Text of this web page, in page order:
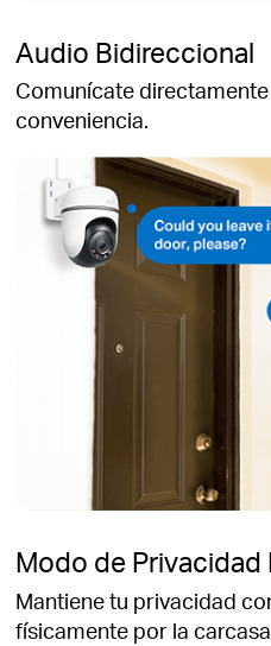
Audio Bidireccional
Comunícate
conveniencia.
Modo de Privacidad
Mantiene tu privacidad
físicamente por la